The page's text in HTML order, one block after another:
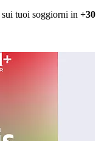
sui tuoi soggiorni in +30